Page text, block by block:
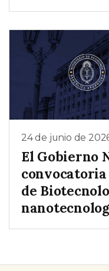
24 de junio de
El Gobierno
convocatoria
de